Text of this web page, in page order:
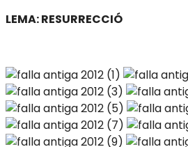
LEMA: RESURRECCIÓ